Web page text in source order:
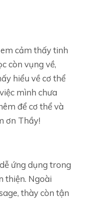
cảm thấy tinh
còn vụng về,
hiểu về cơ thể
mình chưa
để cơ thể và
ơn Thầy!
ứng dụng trong
thiện. Ngoài
thày còn tận